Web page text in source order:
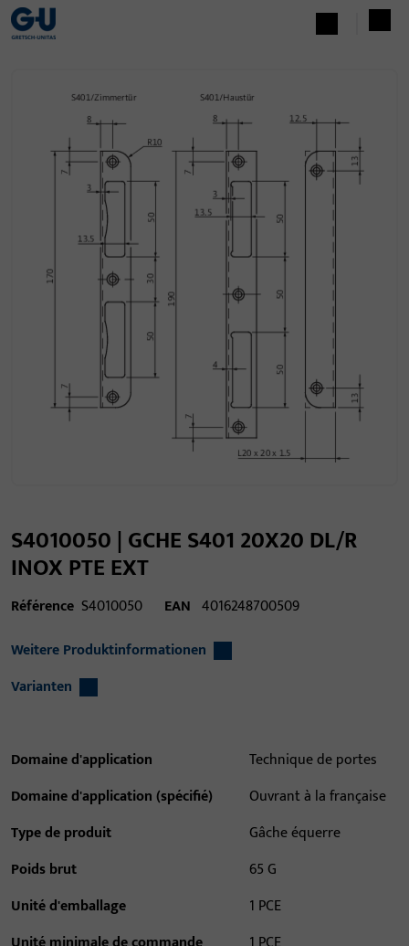
S4010050 | GCHE S401 20X20 DL/R
INOX PTE EXT
Référence S4010050 EAN 4016248700509
Weitere Produktinformationen
Varianten
Domaine d'application
Technique de portes
Domaine d'application (spécifié)
Ouvrant à la française
Type de produit
Gâche équerre
Poids brut
65 G
Unité d'emballage
1 PCE